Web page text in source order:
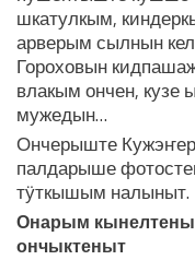
шкатулкым,
арверым сылнын
Гороховын
влакым ончен,
мужедын…
Ончерыште
палдарыше
тӱткышым налыныт.
Онарым
ончыктеныт